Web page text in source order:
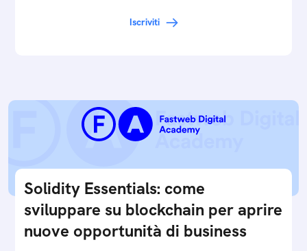
Iscriviti
Solidity Essentials: come
sviluppare su blockchain per aprire
nuove opportunità di business